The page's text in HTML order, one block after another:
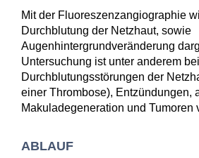
Mit der Fluoreszenzangiographie
Durchblutung der Netzhaut, sowie
Augenhintergrundveränderung
Untersuchung ist unter anderem
Durchblutungsstörungen der
einer Thrombose), Entzündungen,
Makuladegeneration und Tumoren
ABLAUF